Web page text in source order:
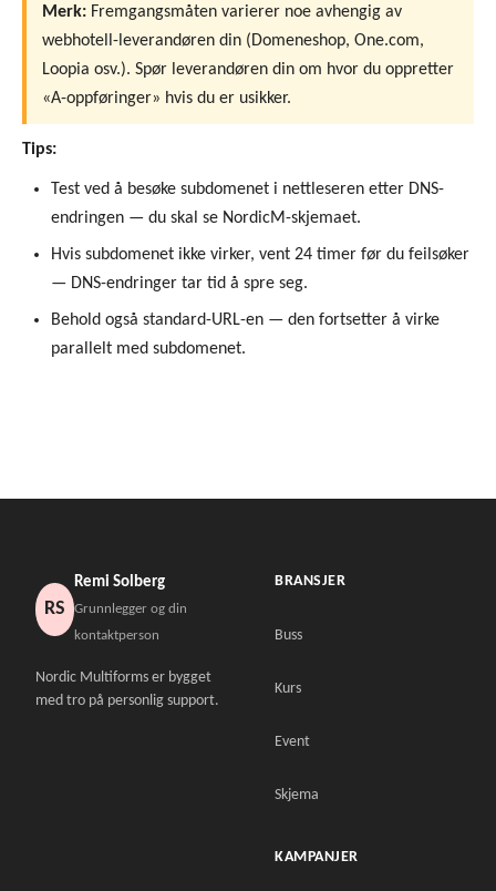
Merk: Fremgangsmåten varierer noe avhengig av
webhotell-leverandøren din (Domeneshop, One.com,
Loopia osv.). Spør leverandøren din om hvor du oppretter
«A-oppføringer» hvis du er usikker.
Tips:
Test ved å besøke subdomenet i nettleseren etter DNS-
endringen — du skal se NordicM-skjemaet.
Hvis subdomenet ikke virker, vent 24 timer før du feilsøker
— DNS-endringer tar tid å spre seg.
Behold også standard-URL-en — den fortsetter å virke
parallelt med subdomenet.
RS
Remi Solberg
Grunnlegger og din
kontaktperson
Nordic Multiforms er bygget
med tro på personlig support.
BRANSJER
Buss
Kurs
Event
Skjema
KAMPANJER